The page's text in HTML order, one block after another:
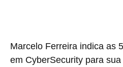
Marcelo Ferreira indica as
em CyberSecurity para